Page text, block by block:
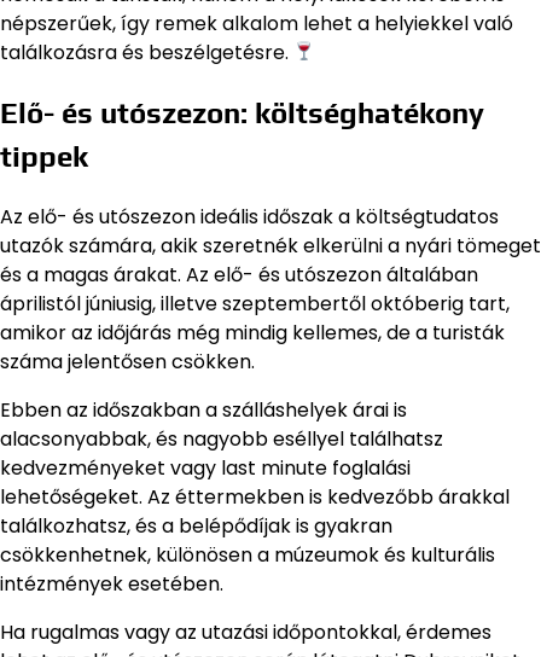
népszerűek, így remek alkalom lehet a helyiekkel való
találkozásra és beszélgetésre.
Elő- és utószezon: költséghatékony
tippek
Az elő- és utószezon ideális időszak a költségtudatos
utazók számára, akik szeretnék elkerülni a nyári tömeget
és a magas árakat. Az elő- és utószezon általában
áprilistól júniusig, illetve szeptembertől októberig tart,
amikor az időjárás még mindig kellemes, de a turisták
száma jelentősen csökken.
Ebben az időszakban a szálláshelyek árai is
alacsonyabbak, és nagyobb eséllyel találhatsz
kedvezményeket vagy last minute foglalási
lehetőségeket. Az éttermekben is kedvezőbb árakkal
találkozhatsz, és a belépődíjak is gyakran
csökkenhetnek, különösen a múzeumok és kulturális
intézmények esetében.
Ha rugalmas vagy az utazási időpontokkal, érdemes